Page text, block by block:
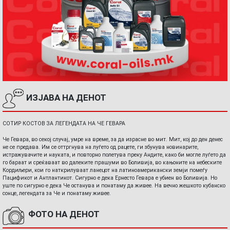
ИЗЈАВА НА ДЕНОТ
СОТИР КОСТОВ ЗА ЛЕГЕНДАТА НА ЧЕ ГЕВАРА
Че Гевара, во секој случај, умре на време, за да израсне во мит. Мит, кој до ден денес
не се предава. Им се оттргнува на луѓето од рацете, ги збунува новинарите,
истражувачите и науката, и повторно полетува преку Андите, како би могле луѓето да
го бараат и среќаваат во далеките прашуми во Боливија, во кањоните на небеските
Кордиљери, кои го наткрилуваат ланецот на латиноамерикански земји помеѓу
Пацификот и Антлантикот. Сигурно е дека Ернесто Гевара е убиен во Боливија. Но
уште по сигурно е дека Че останува и понатаму да живее. На вечно жешкото кубанско
сонце, легендата за Че и понатаму живее.
ФОТО НА ДЕНОТ